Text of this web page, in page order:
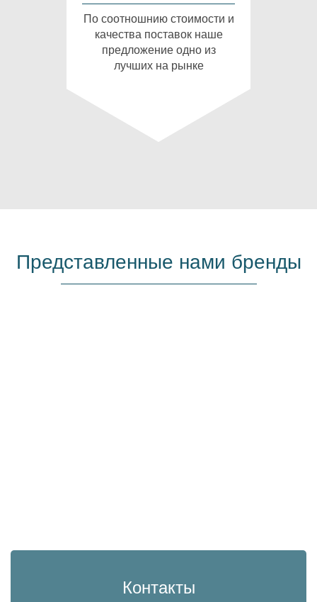
По соотношнию стоимости и
качества поставок наше
предложение одно из
лучших на рынке
Представленные нами бренды
Контакты